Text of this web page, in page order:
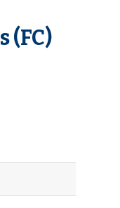
(FC)